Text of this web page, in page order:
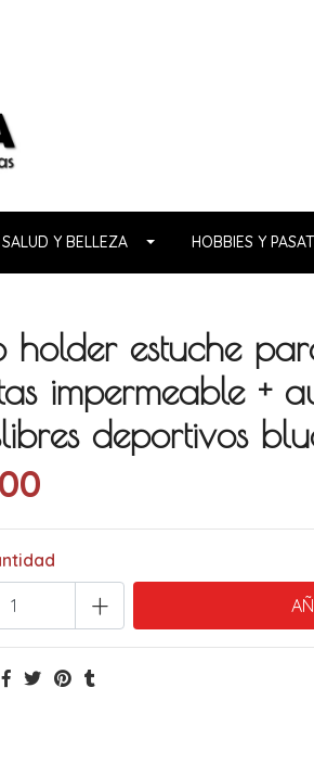
SALUD Y BELLEZA HOBBIES Y
holder estuche
impermeable +
deportivos
+